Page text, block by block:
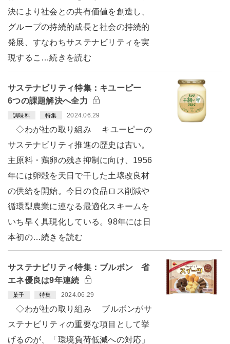
決により社会との共有価値を創造し、
グループの持続的成長と社会の持続的
発展、すなわちサステナビリティを実
現するこ…続きを読む
サステナビリティ特集：キユーピー
6つの課題解決へ全力
調味料 特集 2024.06.29
◇わが社の取り組み キユーピーの
サステナビリティ推進の歴史は古い。
主原料・鶏卵の残さ抑制に向け、1956
年には卵殻を天日で干した土壌改良材
の供給を開始。今日の食品ロス削減や
循環型農業に連なる最適化スキームを
いち早く具現化している。98年には日
本初の…続きを読む
サステナビリティ特集：ブルボン 省
エネ優良は9年連続
菓子 特集 2024.06.29
◇わが社の取り組み ブルボンがサ
ステナビリティの重要な項目として挙
げるのが、「環境負荷低減への対応」